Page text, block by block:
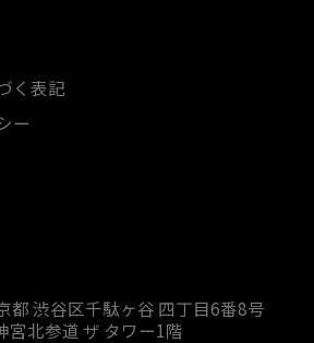
く表記
ー
都 渋谷区千駄ヶ谷 四丁目6番8号
宮北参道 ザ タワー1階